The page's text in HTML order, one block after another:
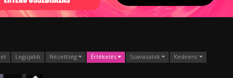
Legújabb Nézettség Értékelés Szavazatok Kedvenc